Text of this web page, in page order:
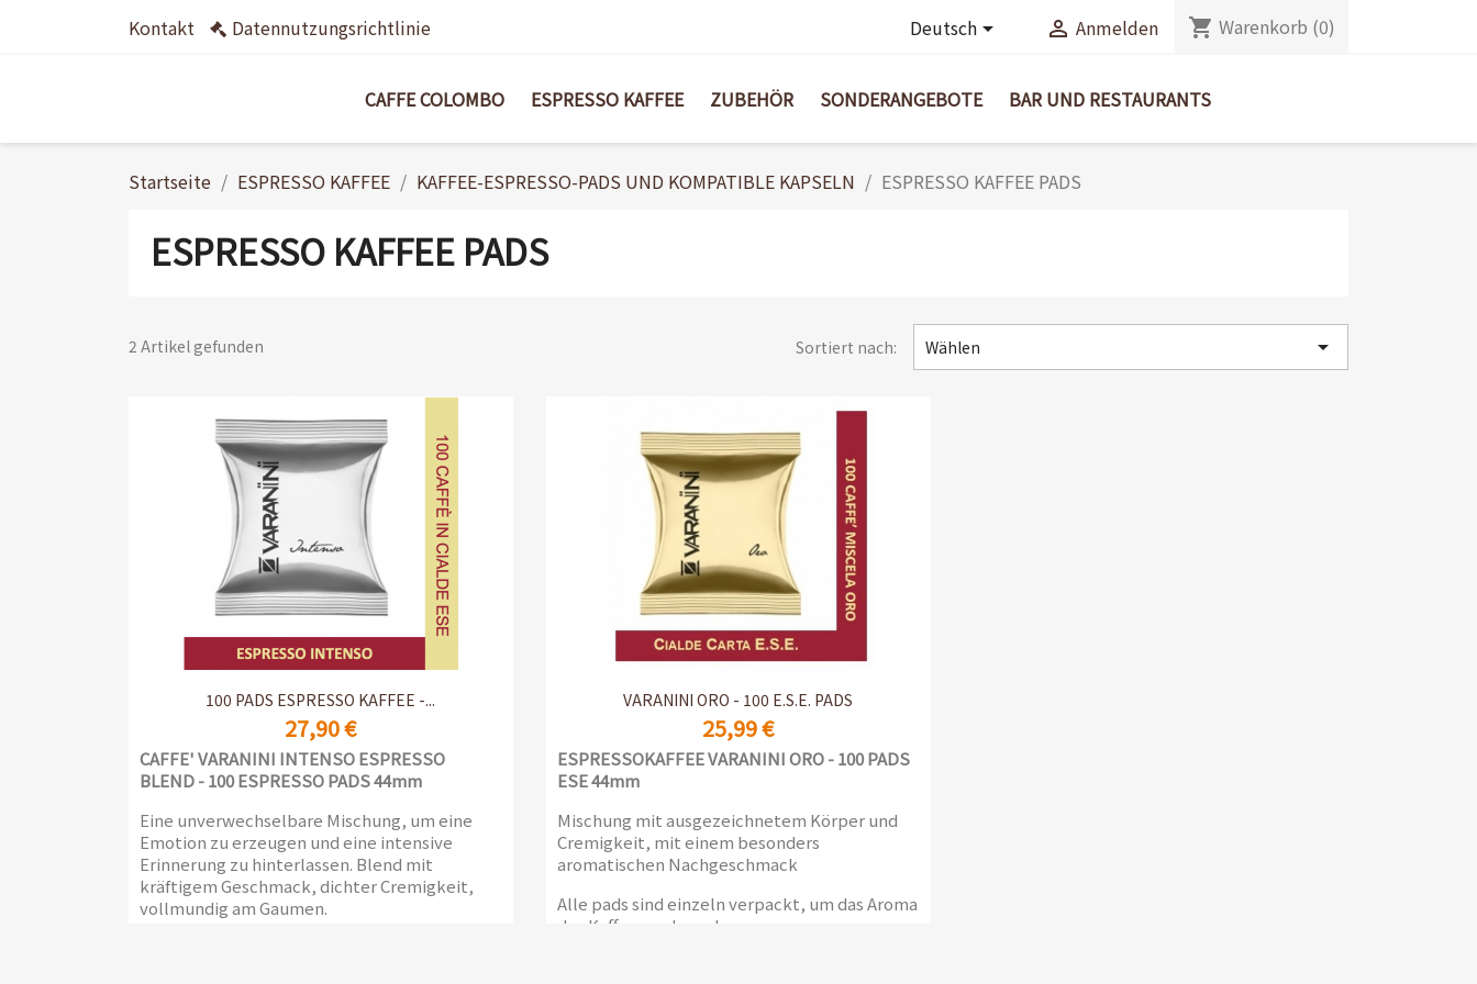
Kontakt Datennutzungsrichtlinie Deutsch  Anmelden shopping_cart Warenkorb (0)
CAFFE COLOMBO ESPRESSO KAFFEE ZUBEHÖR SONDERANGEBOTE BAR UND RESTAURANTS
Startseite ESPRESSO KAFFEE KAFFEE-ESPRESSO-PADS UND KOMPATIBLE KAPSELN ESPRESSO KAFFEE PADS
ESPRESSO KAFFEE PADS
2 Artikel gefunden Sortiert nach: Wählen 
Vorschau
100 PADS ESPRESSO KAFFEE -...
27,90 €
CAFFE' VARANINI INTENSOESPRESSO
BLEND - 100 ESPRESSO PADS 44mm
Eine unverwechselbare Mischung, um eine
Emotion zu erzeugen und eine intensive
Erinnerung zu hinterlassen. Blend mit
kräftigem Geschmack, dichter Cremigkeit,
vollmundig am Gaumen.
Vorschau
VARANINI ORO - 100 E.S.E. PADS
25,99 €
ESPRESSOKAFFEE VARANINI ORO -100 PADS
ESE 44mm
Mischung mit ausgezeichnetem Körper und
Cremigkeit, mit einem besonders
aromatischen Nachgeschmack
Alle pads sind einzeln verpackt, um das Aroma
des Kaffees zu bewahren.